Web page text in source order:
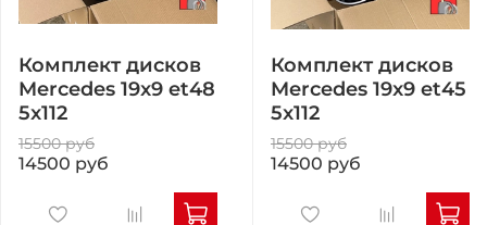
Комплект дисков
Mercedes 19x9 et48
5x112
15500 руб
14500 руб
Комплект дисков
Mercedes 19x9 et45
5x112
15500 руб
14500 руб